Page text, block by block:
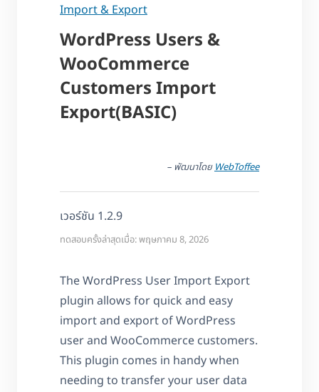
Import & Export
WordPress Users &
WooCommerce
Customers Import
Export(BASIC)
– พัฒนาโดย WebToffee
เวอร์ชัน 1.2.9
ทดสอบครั้งล่าสุดเมื่อ: พฤษภาคม 8, 2026
The WordPress User Import Export
plugin allows for quick and easy
import and export of WordPress
user and WooCommerce customers.
This plugin comes in handy when
needing to transfer your user data